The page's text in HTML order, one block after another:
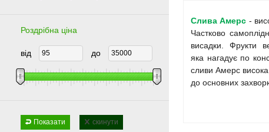
Роздрібна ціна
від до
Показати скинути
Слива Амерс -
Частково
висадки. Фрукти
яка нагадує по
сливи Амерс
до основних